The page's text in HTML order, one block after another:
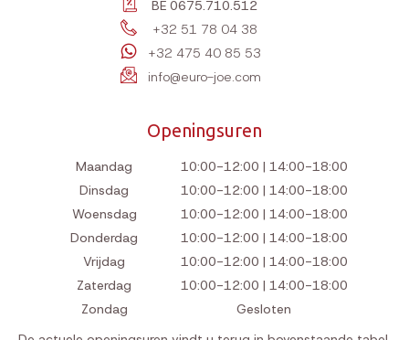
BE 0675.710.512
+32 51 78 04 38
+32 475 40 85 53
info@euro-joe.com
Openingsuren
Maandag
10:00-12:00 | 14:00-18:00
Dinsdag
10:00-12:00 | 14:00-18:00
Woensdag
10:00-12:00 | 14:00-18:00
Donderdag
10:00-12:00 | 14:00-18:00
Vrijdag
10:00-12:00 | 14:00-18:00
Zaterdag
10:00-12:00 | 14:00-18:00
Zondag
Gesloten